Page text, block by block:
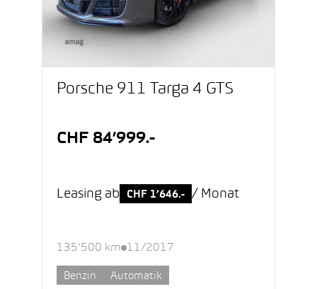
Porsche 911 Targa 4 GTS
CHF 84’999.-
Leasing ab CHF 1’646.- / Monat
135’500 km 11/2017
Benzin Automatik